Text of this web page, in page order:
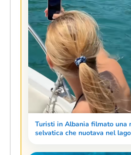
Turisti in Albania filmato una
selvatica che nuotava nel